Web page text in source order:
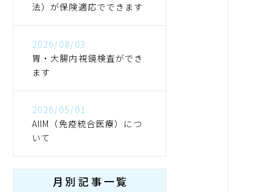
法）が保険適応でできます
2026/08/03
胃・大腸内視鏡検査ができ
ます
2026/05/01
AIIM（免疫統合医療）につ
いて
月別記事一覧